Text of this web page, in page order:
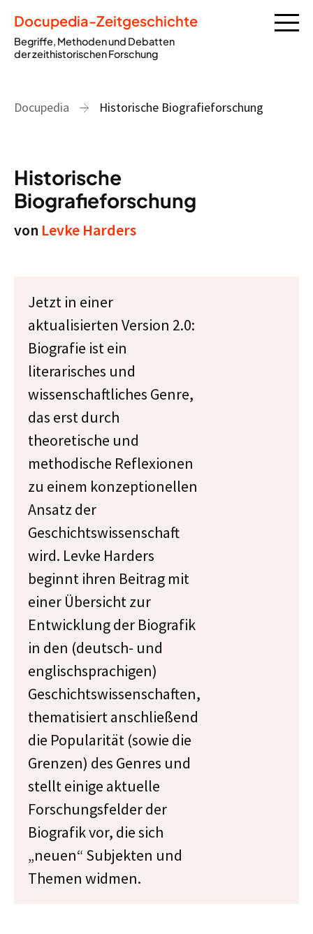
Docupedia-Zeitgeschichte
Begriffe, Methoden und Debatten
der zeithistorischen Forschung
Docupedia Historische Biografieforschung
Historische
Biografieforschung
von Levke Harders
Jetzt in einer
aktualisierten Version 2.0:
Biografie ist ein
literarisches und
wissenschaftliches Genre,
das erst durch
theoretische und
methodische Reflexionen
zu einem konzeptionellen
Ansatz der
Geschichtswissenschaft
wird. Levke Harders
beginnt ihren Beitrag mit
einer Übersicht zur
Entwicklung der Biografik
in den (deutsch- und
englischsprachigen)
Geschichtswissenschaften,
thematisiert anschließend
die Popularität (sowie die
Grenzen) des Genres und
stellt einige aktuelle
Forschungsfelder der
Biografik vor, die sich
„neuen“ Subjekten und
Themen widmen.